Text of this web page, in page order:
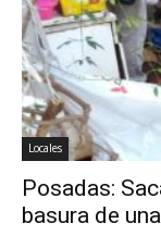
Locales
Posadas:
basura de